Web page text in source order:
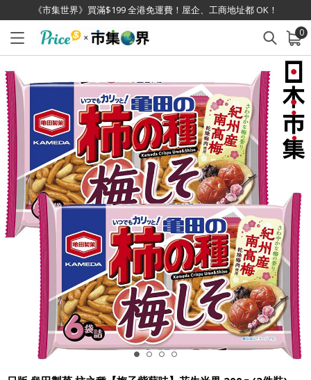
《市集世界》買滿$199 全港免運費！屋企、工商地址都 OK！
0
已加入購物車 查看